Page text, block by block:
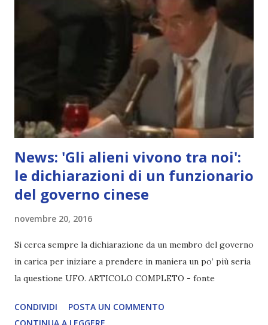
News: 'Gli alieni vivono tra noi':
le dichiarazioni di un funzionario
del governo cinese
novembre 20, 2016
Si cerca sempre la dichiarazione da un membro del governo
in carica per iniziare a prendere in maniera un po’ più seria
la questione UFO. ARTICOLO COMPLETO - fonte
CONDIVIDI
POSTA UN COMMENTO